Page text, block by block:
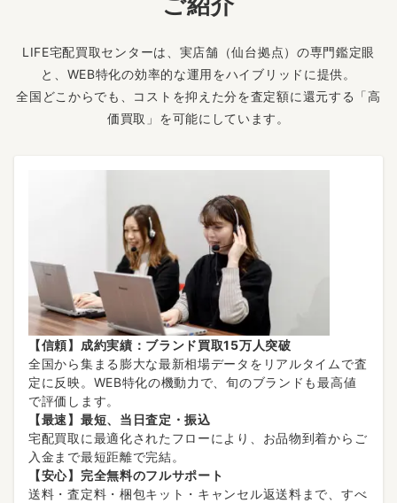
LIFE宅配買取センターは、実店舗（仙台拠点）の専門鑑定眼
と、WEB特化の効率的な運用をハイブリッドに提供。
全国どこからでも、コストを抑えた分を査定額に還元する「高
価買取」を可能にしています。
【信頼】成約実績：ブランド買取15万人突破
全国から集まる膨大な最新相場データをリアルタイムで査
定に反映。WEB特化の機動力で、旬のブランドも最高値
で評価します。
【最速】最短、当日査定・振込
宅配買取に最適化されたフローにより、お品物到着からご
入金まで最短距離で完結。
【安心】完全無料のフルサポート
送料・査定料・梱包キット・キャンセル返送料まで、すべ